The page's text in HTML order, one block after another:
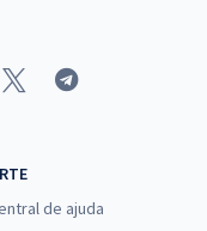
de ajuda